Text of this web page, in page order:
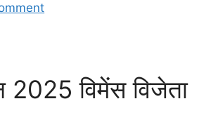
2025 विमेंस विजेता